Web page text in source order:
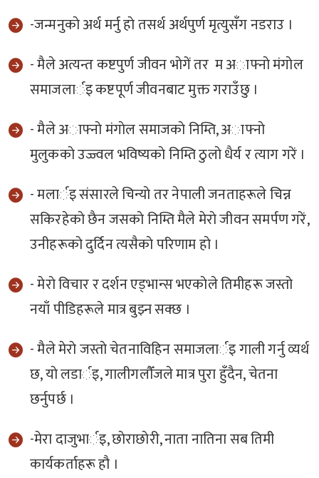
-जन्मनुकाे अर्थ मर्नु हाे तसर्थ अर्थपुर्ण मृत्युसँग नडराउ ।
- मैले अत्यन्त कष्टपुर्ण जीवन भाेगें तर म अाफ्नाे मंगाेल
समाजलार्इ कष्टपूर्ण जीवनबाट मुक्त गराउँछु ।
- मैले अाफ्नाे मंगाेल समाजकाे निम्ति, अाफ्नाे
मुलुककाे उज्ज्वल भविष्यकाे निम्ति ठुलाे धैर्य र त्याग गरें ।
- मलार्इ संसारले चिन्याे तर नेपाली जनताहरूले चिन्न
सकिरहेकाे छैन जसकाे निम्ति मैले मेराे जीवन समर्पण गरें,
उनीहरूकाे दुर्दिन त्यसैकाे परिणाम हाे ।
- मेराे विचार र दर्शन एड्भान्स भएकाेले तिमीहरू जस्ताे
नयाँ पीडिहरूले मात्र बुझ्न सक्छ ।
- मैले मेराे जस्ताे चेतनाविहिन समाजलार्इ गाली गर्नु व्यर्थ
छ, याे लडार्इ, गालीगलाैँजले मात्र पुरा हुँदैन, चेतना
छर्नुपर्छ ।
-मेरा दाजुभार्इ, छाेराछाेरी, नाता नातिना सब तिमी
कार्यकर्ताहरू हाै ।